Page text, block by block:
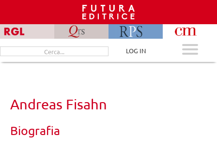
content
Cerca
per:
LOG IN
Andreas Fisahn
Biografia